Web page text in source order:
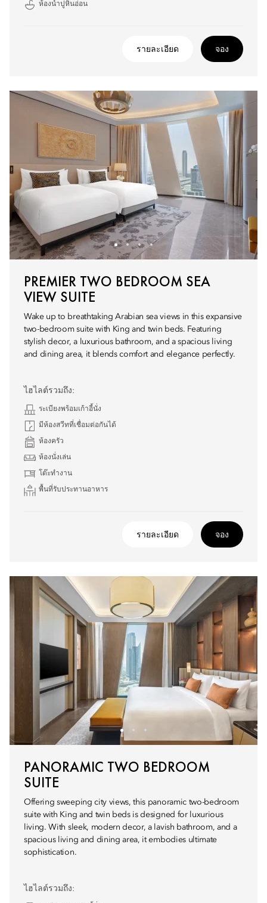
ห้องน้ำปูหินอ่อน
รายละเอียด จอง
PREMIER TWO BEDROOM SEA
VIEW SUITE
Wake up to breathtaking Arabian sea views in this expansive
two-bedroom suite with King and twin beds. Featuring
stylish decor, a luxurious bathroom, and a spacious living
and dining area, it blends comfort and elegance perfectly.
ไฮไลต์รวมถึง:
ระเบียงพร้อมเก้าอี้นั่ง
มีห้องสวีทที่เชื่อมต่อกันได้
ห้องครัว
ห้องนั่งเล่น
โต๊ะทำงาน
พื้นที่รับประทานอาหาร
รายละเอียด จอง
PANORAMIC TWO BEDROOM
SUITE
Offering sweeping city views, this panoramic two-bedroom
suite with King and twin beds is designed for luxurious
living. With sleek, modern decor, a lavish bathroom, and a
spacious living and dining area, it embodies ultimate
sophistication.
ไฮไลต์รวมถึง: